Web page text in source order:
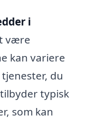
i
være
kan variere
du
typisk
som kan